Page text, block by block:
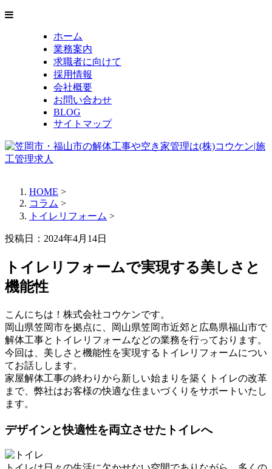
ホーム
業務案内
求職者に向けて
採用情報
会社概要
お問い合わせ
BLOG
サイトマップ
HOME >
コラム >
トイレリフォーム >
投稿日： 2024年4月14日
トイレリフォームで実現する美しさと
機能性
こんにちは！株式会社コウケンです。
岡山県笠岡市を拠点に、岡山県笠岡市近郊と広島県福山市で
解体工事とトイレリフォームなどの業務を行っております。
今回は、美しさと機能性を実現するトイレリフォームについ
てお話しします。
家屋解体工事の終わりから新しい始まりを築くトイレの改革
まで、弊社はお客様の快適な住まいづくりをサポートいたし
ます。
デザインと快適性を両立させたトイレへ